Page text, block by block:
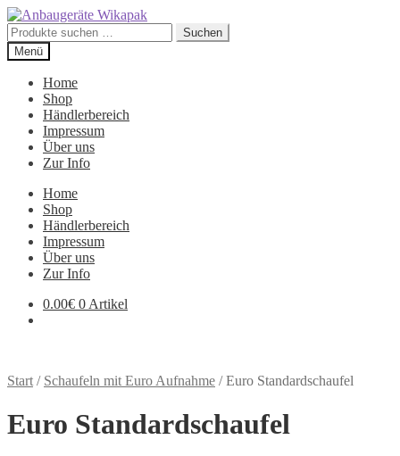
Zur
Navigation
springen
Zum
Inhalt
springen
Suchen
nach:
Suchen
Menü
Home
Shop
Händlerbereich
Impressum
Über uns
Zur Info
Home
Shop
Händlerbereich
Impressum
Über uns
Zur Info
0.00€ 0 Artikel
Start / Schaufeln mit Euro Aufnahme /Euro Standardschaufel
Euro Standardschaufel